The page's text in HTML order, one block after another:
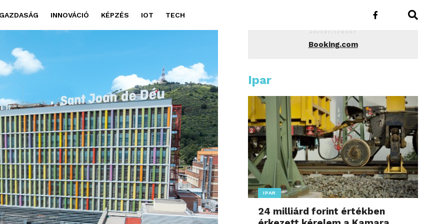
INNOVÁCIÓ KÉPZÉS IOT TECH
ADVERTISEMENT
Booking.com
Ipar
IPAR
24 milliárd forint értékben